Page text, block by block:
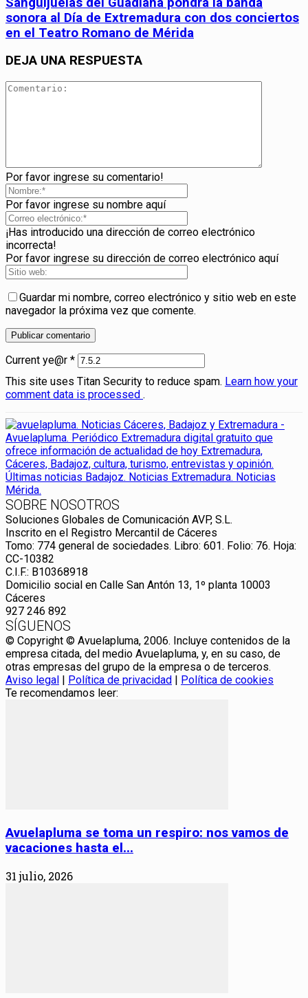
sonora al Día de Extremadura con dos conciertos
en el Teatro Romano de Mérida
DEJA UNA RESPUESTA
Por favor ingrese su comentario!
Por favor ingrese su nombre aquí
¡Has introducido una dirección de correo electrónico
incorrecta!
Por favor ingrese su dirección de correo electrónico aquí
Guardar mi nombre, correo electrónico y sitio web en este
navegador la próxima vez que comente.
Current ye@r *
This site uses Titan Security to reduce spam. Learn how your
comment data is processed .
SOBRE NOSOTROS
Soluciones Globales de Comunicación AVP, S.L.
Inscrito en el Registro Mercantil de Cáceres
Tomo: 774 general de sociedades. Libro: 601. Folio: 76. Hoja:
CC-10382
C.I.F.: B10368918
Domicilio social en Calle San Antón 13, 1º planta 10003
Cáceres
927 246 892
SÍGUENOS
© Copyright © Avuelapluma, 2006. Incluye contenidos de la
empresa citada, del medio Avuelapluma, y, en su caso, de
otras empresas del grupo de la empresa o de terceros.
Aviso legal | Política de privacidad | Política de cookies
Te recomendamos leer:
Avuelapluma se toma un respiro: nos vamos de
vacaciones hasta el...
31 julio, 2026